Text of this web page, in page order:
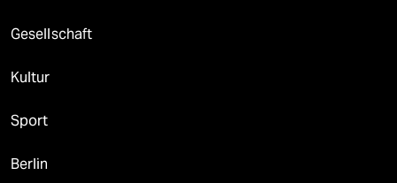
Gesellschaft
Kultur
Sport
Berlin